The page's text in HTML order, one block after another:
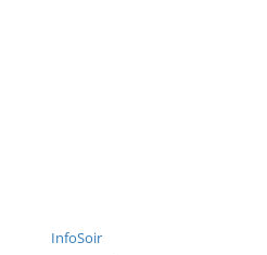
InfoSoir